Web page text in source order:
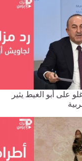
على أبو الغيط يثير